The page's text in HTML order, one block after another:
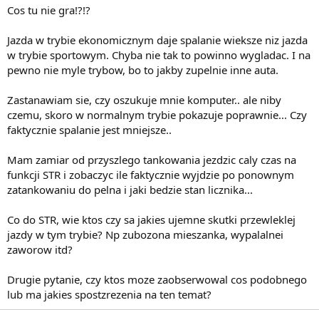
Cos tu nie gra!?!?
Jazda w trybie ekonomicznym daje spalanie wieksze niz jazda
w trybie sportowym. Chyba nie tak to powinno wygladac. I na
pewno nie myle trybow, bo to jakby zupelnie inne auta.
Zastanawiam sie, czy oszukuje mnie komputer.. ale niby
czemu, skoro w normalnym trybie pokazuje poprawnie... Czy
faktycznie spalanie jest mniejsze..
Mam zamiar od przyszlego tankowania jezdzic caly czas na
funkcji STR i zobaczyc ile faktycznie wyjdzie po ponownym
zatankowaniu do pelna i jaki bedzie stan licznika...
Co do STR, wie ktos czy sa jakies ujemne skutki przewleklej
jazdy w tym trybie? Np zubozona mieszanka, wypalalnei
zaworow itd?
Drugie pytanie, czy ktos moze zaobserwowal cos podobnego
lub ma jakies spostzrezenia na ten temat?